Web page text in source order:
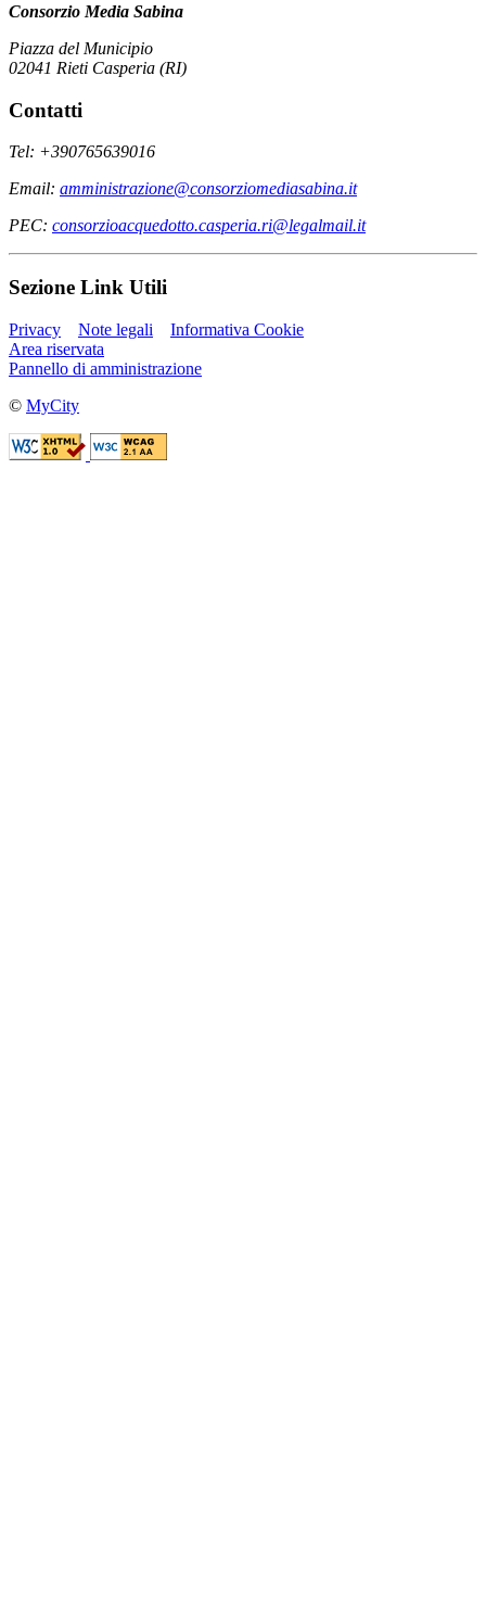
Consorzio Media Sabina
Piazza del Municipio
02041 Rieti Casperia (RI)
Contatti
Tel: +390765639016
Email: amministrazione@consorziomediasabina.it
PEC: consorzioacquedotto.casperia.ri@legalmail.it
Sezione Link Utili
Privacy Note legali
Informativa Cookie
Area riservata
Pannello di amministrazione
© MyCity